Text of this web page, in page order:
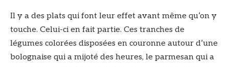
Il y a des plats qui font leur effet avant même qu’on y
touche. Celui-ci en fait partie. Ces tranches de
légumes colorées disposées en couronne autour d’une
bolognaise qui a mijoté des heures, le parmesan qui a